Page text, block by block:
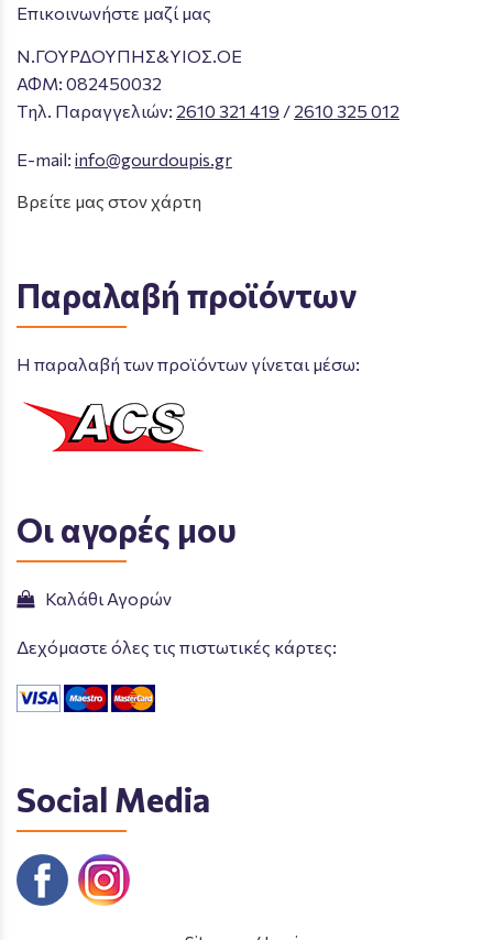
Επικοινωνήστε μαζί μας
Ν.ΓΟΥΡΔΟΥΠΗΣ&ΥΙΟΣ.ΟΕ
ΑΦΜ: 082450032
Tηλ. Παραγγελιών: 2610 321 419 / 2610 325 012
E-mail: info@gourdoupis.gr
Βρείτε μας στον χάρτη
Παραλαβή προϊόντων
Η παραλαβή των προϊόντων γίνεται μέσω:
Οι αγορές μου
Καλάθι Αγορών
Δεχόμαστε όλες τις πιστωτικές κάρτες:
Social Media